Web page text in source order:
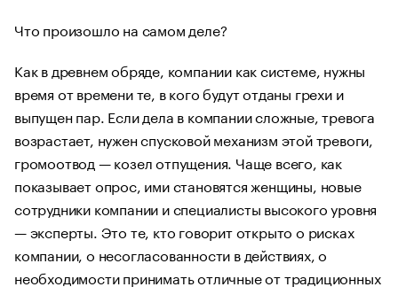
Что произошло на самом деле?
Как в древнем обряде, компании как системе, нужны
время от времени те, в кого будут отданы грехи и
выпущен пар. Если дела в компании сложные, тревога
возрастает, нужен спусковой механизм этой тревоги,
громоотвод — козел отпущения. Чаще всего, как
показывает опрос, ими становятся женщины, новые
сотрудники компании и специалисты высокого уровня
— эксперты. Это те, кто говорит открыто о рисках
компании, о несогласованности в действиях, о
необходимости принимать отличные от традиционных